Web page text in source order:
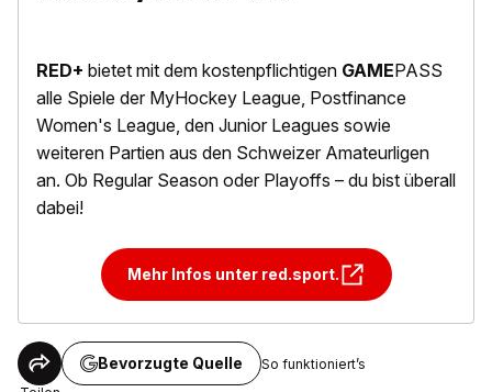
RED+ bietet mit dem kostenpflichtigen GAMEPASS
alle Spiele der MyHockey League, Postfinance
Women's League, den Junior Leagues sowie
weiteren Partien aus den Schweizer Amateurligen
an. Ob Regular Season oder Playoffs – du bist überall
dabei!
Mehr Infos unter red.sport.
Bevorzugte Quelle So funktioniert’s